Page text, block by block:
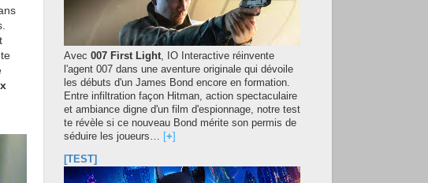
Avec 007 First Light , IO Interactive réinvente
l'agent 007 dans une aventure originale qui dévoile
les débuts d'un James Bond encore en formation.
Entre infiltration façon Hitman, action spectaculaire
et ambiance digne d'un film d'espionnage, notre test
te révèle si ce nouveau Bond mérite son permis de
séduire les joueurs…
[+]
[TEST]